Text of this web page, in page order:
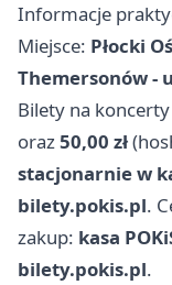
Informacje
Miejsce: Płocki
Themersonów -
Bilety na koncerty
oraz50,00 zł
stacjonarnie w
bilety.pokis.pl.
zakup: kasa
bilety.pokis.pl.